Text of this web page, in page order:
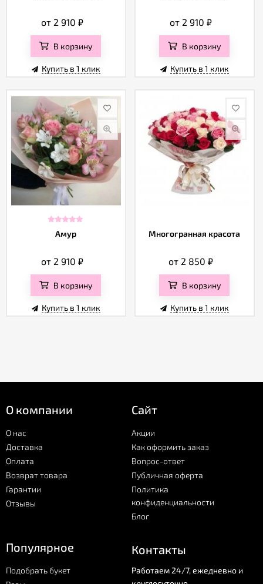
от 2 910₽
В корзину
Купить в 1 клик
от 2 910₽
В корзину
Купить в 1 клик
Амур
от 2 910₽
В корзину
Купить в 1 клик
Многогранная красота
от 2 850₽
В корзину
Купить в 1 клик
О компании
О нас
Доставка
Оплата
Возврат товара
Гарантии
Отзывы
Сайт
Акции
Как оформить заказ
Вопрос-ответ
Публичная оферта
Политика
конфиденциальности
Блог
Популярное
Подобрать букет
Контакты
Работаем 24/7, ежедневно и